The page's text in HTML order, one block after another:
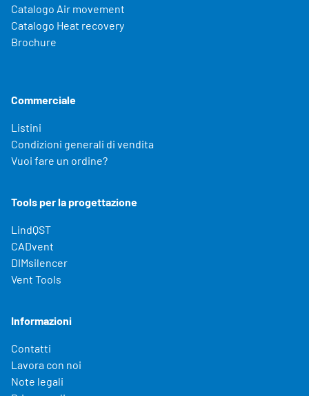
Catalogo Air movement
Catalogo Heat recovery
Brochure
Commerciale
Listini
Condizioni generali di vendita
Vuoi fare un ordine?
Tools per la progettazione
LindQST
CADvent
DIMsilencer
Vent Tools
Informazioni
Contatti
Lavora con noi
Note legali